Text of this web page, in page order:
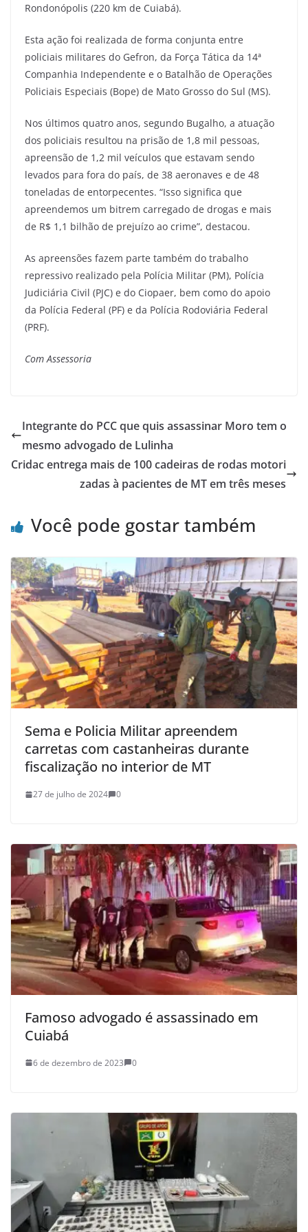
Rondonópolis (220 km de Cuiabá).
Esta ação foi realizada de forma conjunta entre
policiais militares do Gefron, da Força Tática da 14ª
Companhia Independente e o Batalhão de Operações
Policiais Especiais (Bope) de Mato Grosso do Sul (MS).
Nos últimos quatro anos, segundo Bugalho, a atuação
dos policiais resultou na prisão de 1,8 mil pessoas,
apreensão de 1,2 mil veículos que estavam sendo
levados para fora do país, de 38 aeronaves e de 48
toneladas de entorpecentes. “Isso significa que
apreendemos um bitrem carregado de drogas e mais
de R$ 1,1 bilhão de prejuízo ao crime”, destacou.
As apreensões fazem parte também do trabalho
repressivo realizado pela Polícia Militar (PM), Polícia
Judiciária Civil (PJC) e do Ciopaer, bem como do apoio
da Polícia Federal (PF) e da Polícia Rodoviária Federal
(PRF).
Com Assessoria
Integrante do PCC que quis assassinar Moro tem o
mesmo advogado de Lulinha
Cridac entrega mais de 100 cadeiras de rodas motori
zadas à pacientes de MT em três meses
Você pode gostar também
Sema e Policia Militar apreendem
carretas com castanheiras durante
fiscalização no interior de MT
27 de julho de 2024 0
Famoso advogado é assassinado em
Cuiabá
6 de dezembro de 2023 0